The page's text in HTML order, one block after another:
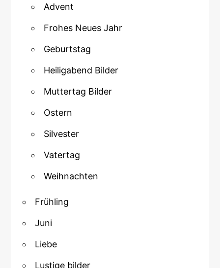
Advent
Frohes Neues Jahr
Geburtstag
Heiligabend Bilder
Muttertag Bilder
Ostern
Silvester
Vatertag
Weihnachten
Frühling
Juni
Liebe
Lustige bilder